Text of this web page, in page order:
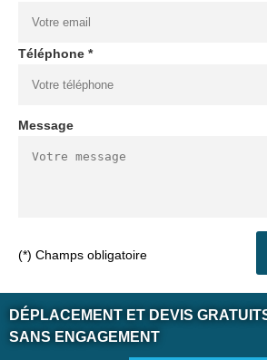
Téléphone *
Message
(*) Champs obligatoire
DÉPLACEMENT ET DEVIS
SANS ENGAGEMENT